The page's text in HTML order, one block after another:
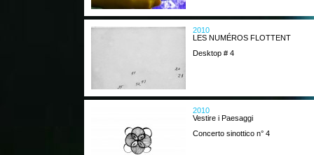
2010
LES NUMÉROS FLOTTENT
Desktop # 4
2010
Vestire i Paesaggi
Concerto sinottico n° 4